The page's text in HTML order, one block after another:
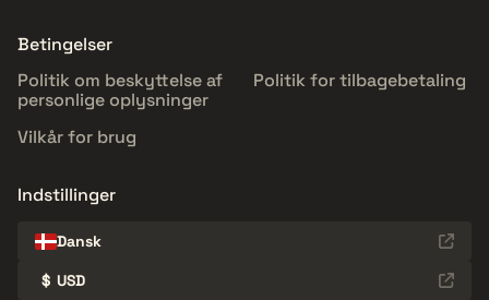
Betingelser
Politik om beskyttelse af
personlige oplysninger
Politik for tilbagebetaling
Vilkår for brug
Indstillinger
Dansk
$ USD